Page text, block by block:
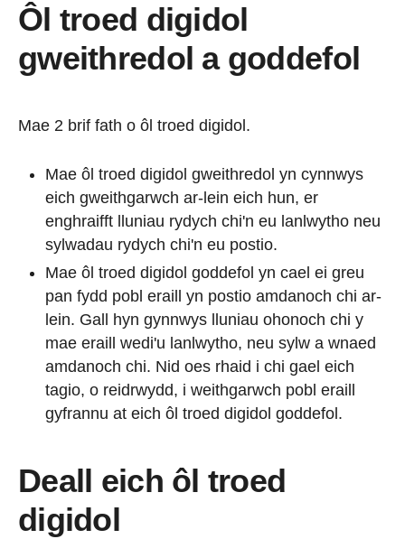
Ôl troed digidol
gweithredol a goddefol
Mae 2 brif fath o ôl troed digidol.
Mae ôl troed digidol gweithredol yn cynnwys
eich gweithgarwch ar-lein eich hun, er
enghraifft lluniau rydych chi'n eu lanlwytho neu
sylwadau rydych chi'n eu postio.
Mae ôl troed digidol goddefol yn cael ei greu
pan fydd pobl eraill yn postio amdanoch chi ar-
lein. Gall hyn gynnwys lluniau ohonoch chi y
mae eraill wedi'u lanlwytho, neu sylw a wnaed
amdanoch chi. Nid oes rhaid i chi gael eich
tagio, o reidrwydd, i weithgarwch pobl eraill
gyfrannu at eich ôl troed digidol goddefol.
Deall eich ôl troed
digidol